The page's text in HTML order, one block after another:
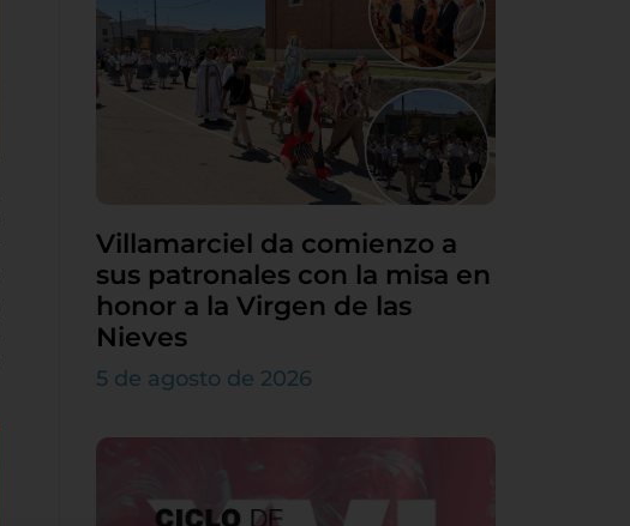
Villamarciel da comienzo a
sus patronales con la misa en
honor a la Virgen de las
Nieves
5 de agosto de 2026